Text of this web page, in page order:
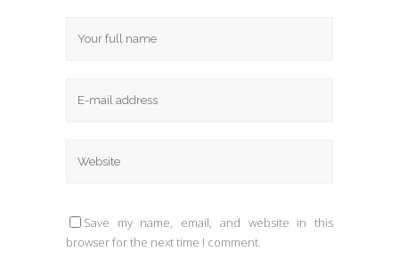
Save my name, email, and website in this
browser for the next time I comment.